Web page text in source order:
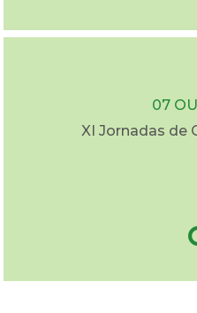
07
XI Jornadas de